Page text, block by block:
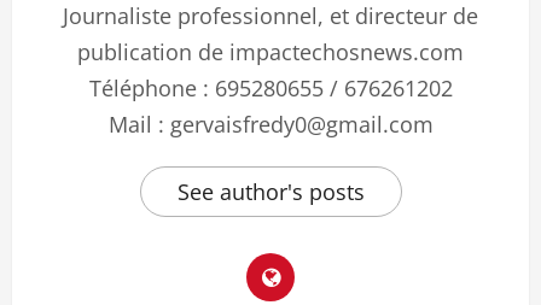
Journaliste professionnel, et directeur de
publication de impactechosnews.com
Téléphone : 695280655 / 676261202
Mail : gervaisfredy0@gmail.com
See author's posts